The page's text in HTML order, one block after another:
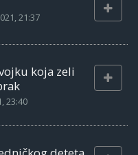
21:37
koja zeli
23:40